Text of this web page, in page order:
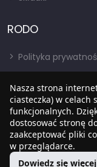
RODO
Polityka
RODO
BIP
Nasza strona
ciasteczka) w celach
funkcjonalnych.
dostosować stronę
zaakceptować pliki
w przeglądarce.
Dowiedz się więcej